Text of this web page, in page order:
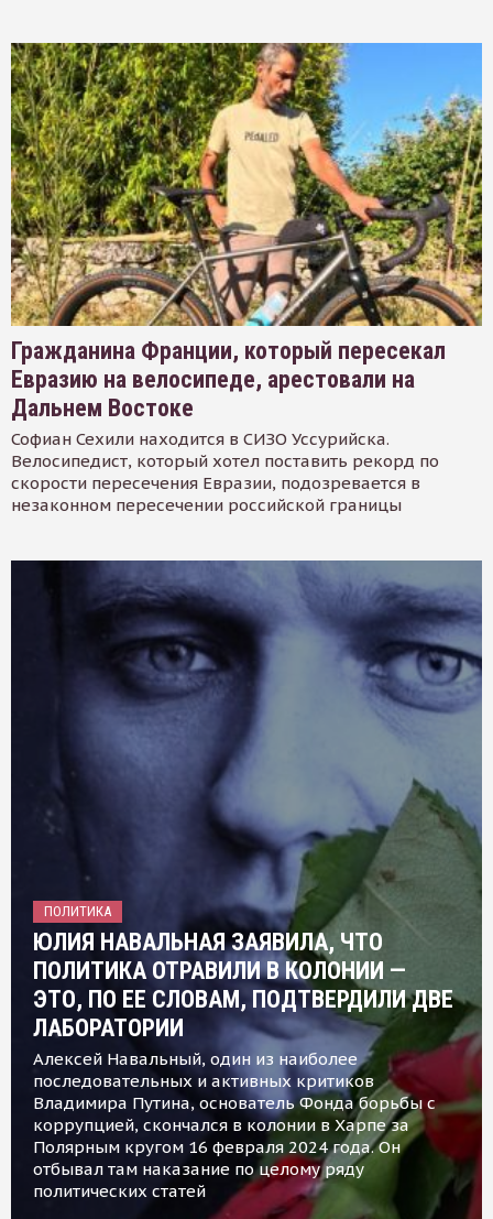
Гражданина Франции, который пересекал
Евразию на велосипеде, арестовали на
Дальнем Востоке
Софиан Сехили находится в СИЗО Уссурийска.
Велосипедист, который хотел поставить рекорд по
скорости пересечения Евразии, подозревается в
незаконном пересечении российской границы
ПОЛИТИКА
ЮЛИЯ НАВАЛЬНАЯ ЗАЯВИЛА, ЧТО
ПОЛИТИКА ОТРАВИЛИ В КОЛОНИИ —
ЭТО, ПО ЕЕ СЛОВАМ, ПОДТВЕРДИЛИ ДВЕ
ЛАБОРАТОРИИ
Алексей Навальный, один из наиболее
последовательных и активных критиков
Владимира Путина, основатель Фонда борьбы с
коррупцией, скончался в колонии в Харпе за
Полярным кругом 16 февраля 2024 года. Он
отбывал там наказание по целому ряду
политических статей